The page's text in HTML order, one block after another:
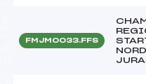
FMJM0033.FFS